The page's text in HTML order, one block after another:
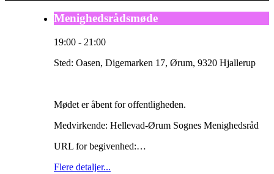
Menighedsrådsmøde
19:00 - 21:00
Sted: Oasen, Digemarken 17, Ørum, 9320 Hjallerup
Mødet er åbent for offentligheden.
Medvirkende: Hellevad-Ørum Sognes Menighedsråd
URL for begivenhed:…
Flere detaljer...